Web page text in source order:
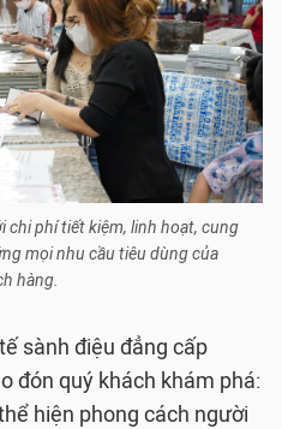
chi phí tiết kiệm, linh hoạt, cung
mọi nhu cầu tiêu dùng của
hàng.
sành điệu đẳng cấp
đón quý khách khám phá:
hiện phong cách người